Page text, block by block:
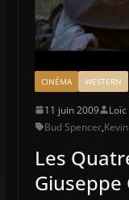
CINÉMA WESTERN
11 juin 2009
Bud Spencer,
Les
Giuseppe